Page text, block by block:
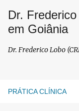
Dr.
em Goiânia
Dr. Frederico Lobo
PRÁTICA CLÍNICA